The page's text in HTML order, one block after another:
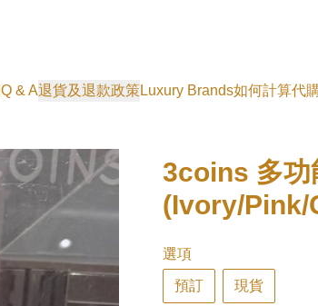
Q & A退貨及退款政策Luxury Brands如何計算代
3coins 多功
(Ivory/Pink/
選項
預訂 現貨